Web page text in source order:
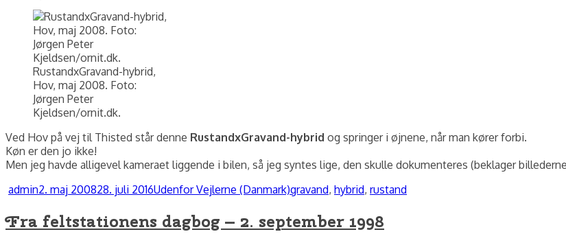
RustandxGravand-hybrid,
Hov, maj 2008. Foto:
Jørgen Peter
Kjeldsen/ornit.dk.
Ved Hov på vej til Thisted står denne RustandxGravand-hybrid og springer i øjnene, når man kører forbi.
Køn er den jo ikke!
Men jeg havde alligevel kameraet liggende i bilen, så jeg syntes lige, den skulle dokumenteres (beklager
Forfatter
adminUdgivet
2. maj 200828. juli 2016Kategorier
Udenfor Vejlerne (Danmark)Tags
gravand, hybrid, rustand
Fra feltstationens dagbog – 2. september 1998